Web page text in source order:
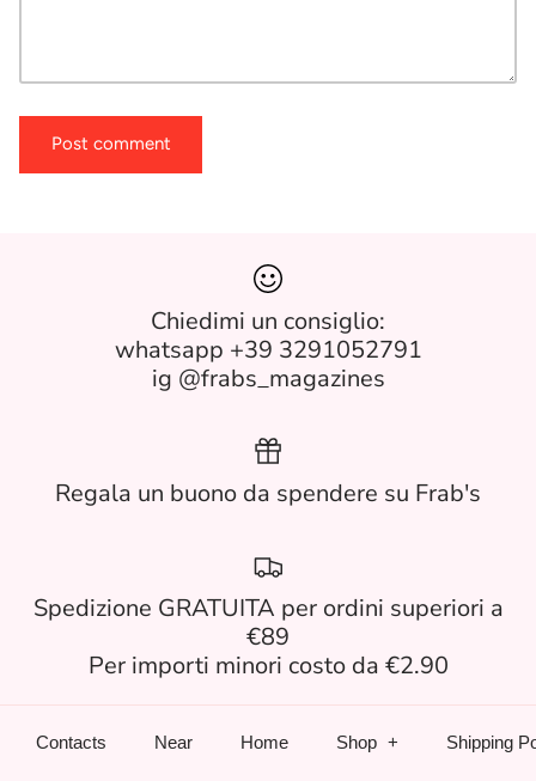
Post comment
Chiedimi un consiglio:
whatsapp +39 3291052791
ig @frabs_magazines
Regala un buono da spendere su Frab's
Spedizione GRATUITA per ordini superiori a
€89
Per importi minori costo da €2.90
Contacts Near Home Shop Shipping